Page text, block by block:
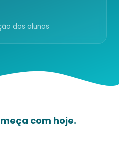
dos alunos
com hoje.